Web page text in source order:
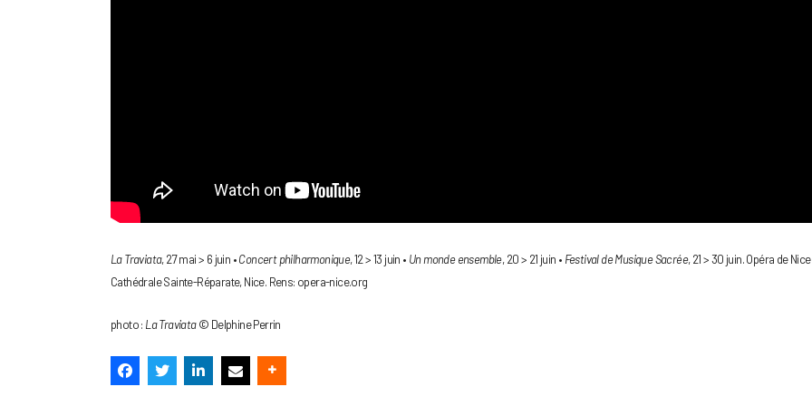
La Traviata, 27 mai > 6 juin •Concert philharmonique, 12 > 13 juin • Un monde ensemble, 20 > 21 juin • Festival de Musique Sacrée, 21 > 30 juin. Opéra de
Cathédrale Sainte-Réparate, Nice. Rens: opera-nice.org
photo : La Traviata© Delphine Perrin